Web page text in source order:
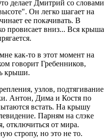
делает Дмитрий со словами
Он легко шагает на
ее покачивать. В
провисает вниз... Вся крыша
как-то в этот момент на
говорит Гребенников,
крыши.
узлов, подтягивание
Антон, Дима и Костя по
встать. На крышу
Парням на слэке
отключиться от мира.
стропу, но это не то.